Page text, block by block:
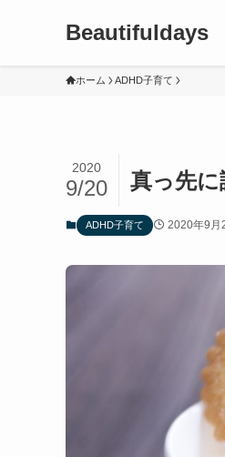
Beautifuldays
ホーム ADHD子育て
真っ先
2020
9/20
ADHD子育て 2020年9月